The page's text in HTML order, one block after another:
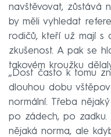
navštěvovat, zůstává
by měli vyhledat
rodičů, kteří už mají s
zkušenost. A pak se
takovém kroužku
„Dost často k tomu
dlouhou dobu
normální. Třeba
po zádech, po
nějaká norma, ale